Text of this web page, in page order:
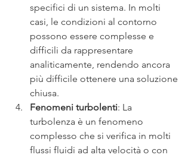
specifici di un sistema. In molti
casi, le condizioni al contorno
possono essere complesse e
difficili da rappresentare
analiticamente, rendendo ancora
più difficile ottenere una soluzione
chiusa.
Fenomeni turbolenti: La
turbolenza è un fenomeno
complesso che si verifica in molti
flussi fluidi ad alta velocità o con